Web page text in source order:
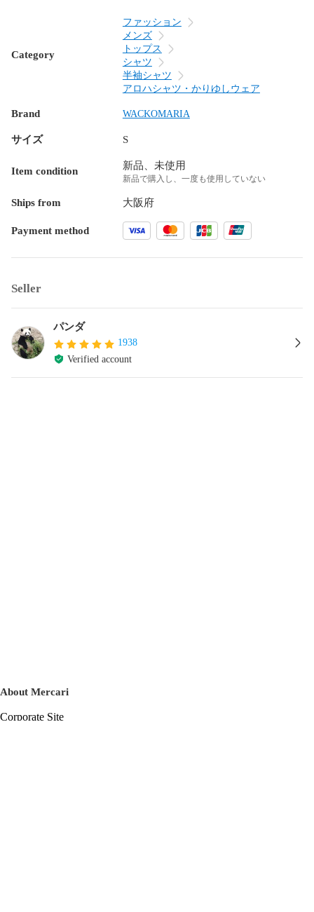
Category
ファッション
メンズ
トップス
シャツ
半袖シャツ
アロハシャツ・かりゆしウェア
Brand WACKOMARIA
サイズ S
Item condition 新品、未使用
新品で購入し、一度も使用していない
Ships from 大阪府
Payment method
Seller
パンダ
1938
Verified account
About Mercari
Corporate Site